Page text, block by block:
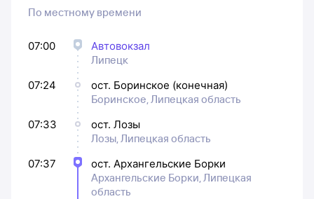
По местному времени
07:00
Автовокзал
Липецк
07:24
ост. Боринское (конечная)
Боринское, Липецкая область
07:33
ост. Лозы
Лозы, Липецкая область
07:37
ост. Архангельские Борки
Архангельские Борки, Липецкая
область